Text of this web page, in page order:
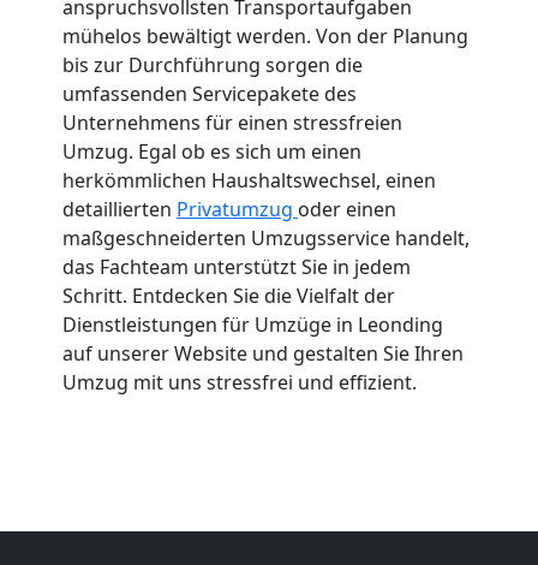
anspruchsvollsten Transportaufgaben
mühelos bewältigt werden. Von der Planung
bis zur Durchführung sorgen die
umfassenden Servicepakete des
Unternehmens für einen stressfreien
Umzug. Egal ob es sich um einen
herkömmlichen Haushaltswechsel, einen
detaillierten Privatumzug oder einen
maßgeschneiderten Umzugsservice handelt,
das Fachteam unterstützt Sie in jedem
Schritt. Entdecken Sie die Vielfalt der
Dienstleistungen für Umzüge in Leonding
auf unserer Website und gestalten Sie Ihren
Umzug mit uns stressfrei und effizient.